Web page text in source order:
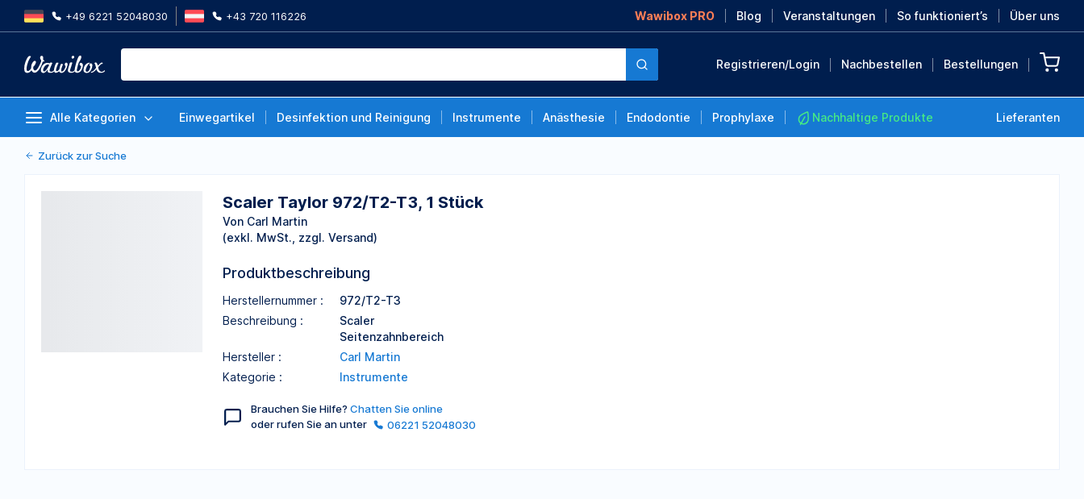
+49 6221 52048030 +43 720 116226 Wawibox PRO Blog Veranstaltungen So funktioniert’s Über uns
Registrieren/Login Nachbestellen Bestellungen
Alle Kategorien Einwegartikel Desinfektion und Reinigung Instrumente Anästhesie Endodontie Prophylaxe Nachhaltige Produkte Lieferanten
Von Carl Martin
Zurück zur Suche
Scaler Taylor 972/T2-T3, 1 Stück
Von Carl Martin
(exkl. MwSt., zzgl. Versand)
Produktbeschreibung
Herstellernummer :
972/T2-T3
Beschreibung :
Scaler
Seitenzahnbereich
Hersteller :
Carl Martin
Kategorie :
Instrumente
Brauchen Sie Hilfe? Chatten Sie online
oder rufen Sie an unter
06221 52048030